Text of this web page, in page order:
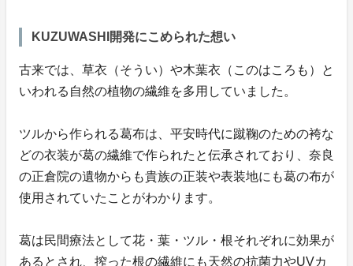
KUZUWASHI開発にこめられた想い
古来では、草衣（そうい）や木葉衣（このはころも）と
いわれる自然の植物の繊維を多用していました。
ツルから作られる葛布は、平安時代に蹴鞠のための袴な
どの衣装が葛の繊維で作られたと伝承されており、奈良
の正倉院の遺物からも貴族の正装や表装地にも葛の布が
使用されていたことがわかります。
葛は民間療法として花・葉・ツル・根それぞれに効果が
あるとされ、搾った根の繊維にも天然の抗菌力やUVカ